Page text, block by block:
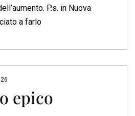
P.s. in Nuova
a farlo
epico